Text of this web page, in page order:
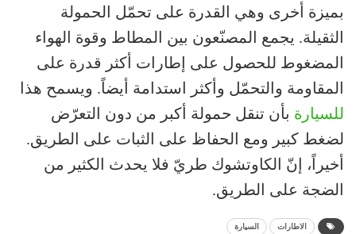
بميزة أخرى وهي القدرة على تحمّل الحمولة
الثقيلة. يجمع المصنّعون بين المطاط وقوة الهواء
المضغوط للحصول على إطارات أكثر قدرة على
المقاومة والتحمّل وأكثر استدامة أيضاً. ويسمح هذا
للسيارة بأن تنقل حمولة أكبر من دون التعرّض
لضغط كبير ومع الحفاظ على الثبات على الطريق.
أخيراً، إنّ الكاوتشوك طريّ فلا يحدث الكثير من
الضجة على الطريق.
الاطارات السيارة